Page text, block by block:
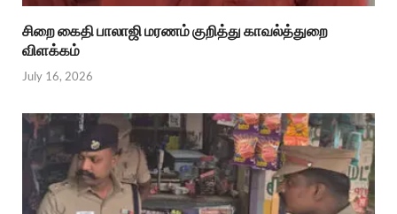
சிறை கைதி பாலாஜி மரணம் குறித்து காவல்த்துறை
விளக்கம்
July 16, 2026